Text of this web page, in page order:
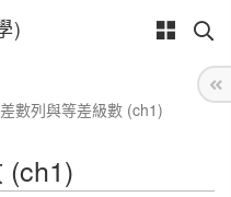
)
數列與等差級數 (ch1)
(ch1)